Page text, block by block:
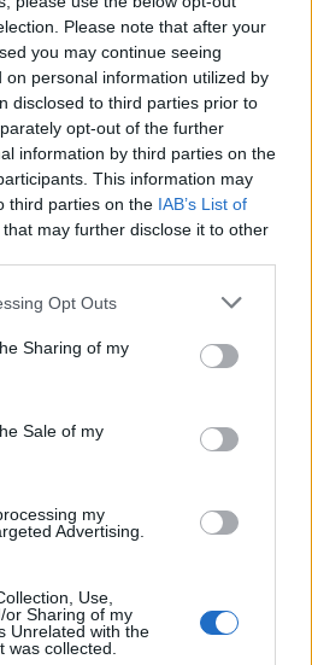
Please note that after your
you may continue seeing
on personal information utilized by
disclosed to third parties prior to
opt-out of the further
information by third parties on the
This information may
third parties on the IAB’s List of
that may further disclose it to other
Opt Outs
Sharing of my
Sale of my
my
Advertising.
Use,
or Sharing of my
Unrelated with the
was collected.
na dnie. Ma nadzieję, że
kolejne pokolenia do
powstania
się do
narodowej.
nie mógł osobiście
ma nadzieję, że czytelnicy